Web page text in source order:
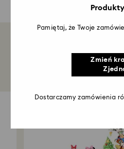
1 500 zł
Pamiętaj, że Twoje
Zmień
Dostarczamy zamówienia